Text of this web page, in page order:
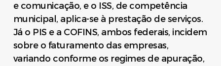
e comunicação, e o ISS, de competência
municipal, aplica-se à prestação de serviços.
Já o PIS e a COFINS, ambos federais, incidem
sobre o faturamento das empresas,
variando conforme os regimes de apuração,